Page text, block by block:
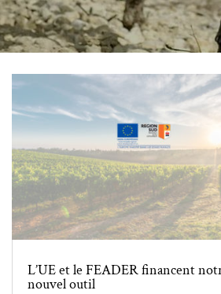
L’UE et le FEADER financent
nouvel outil